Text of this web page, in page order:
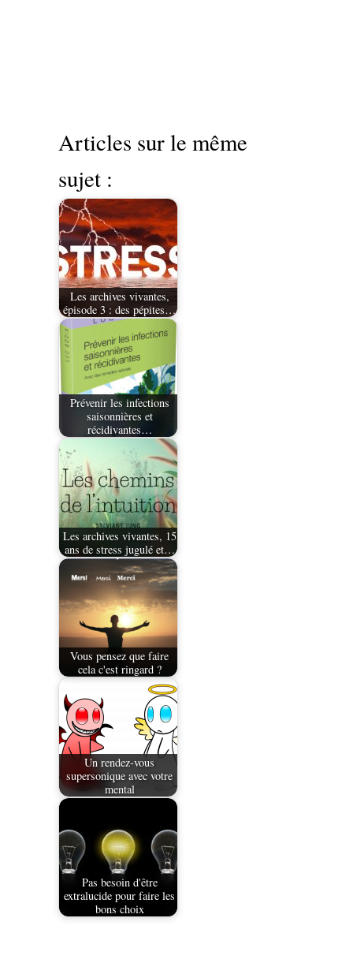
Articles sur le même
sujet :
Les archives vivantes,
épisode 3 : des pépites…
Prévenir les infections
saisonnières et
récidivantes…
Les archives vivantes, 15
ans de stress jugulé et…
Vous pensez que faire
cela c'est ringard ?
Un rendez-vous
supersonique avec votre
mental
Pas besoin d'être
extralucide pour faire les
bons choix